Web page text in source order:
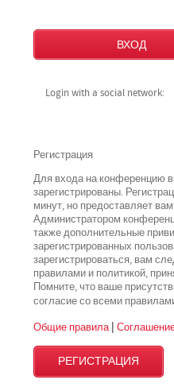
Login with a social network:
Регистрация
Для входа на конференцию
зарегистрированы.
минут, но предоставляет
Администратором
также дополнительные
зарегистрированных
зарегистрироваться, вам
правилами и политикой,
Помните, что ваше
согласие со всеми
Общие правила|
РЕГИСТРАЦИЯ